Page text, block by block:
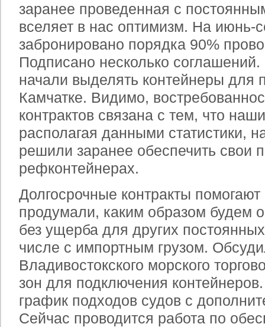
заранее проведенная с
вселяет в нас оптимизм. На июнь-
забронировано порядка 90%
Подписано несколько
начали выделять контейнеры для
Камчатке. Видимо,
контрактов связана с тем, что
располагая данными статистики,
решили заранее обеспечить свои
рефконтейнерах.
Долгосрочные контракты
продумали, каким образом будем
без ущерба для других
числе с импортным грузом.
Владивостокского морского
зон для подключения
график подходов судов с
Сейчас проводится работа по